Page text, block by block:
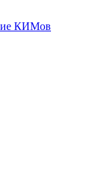
КИМов